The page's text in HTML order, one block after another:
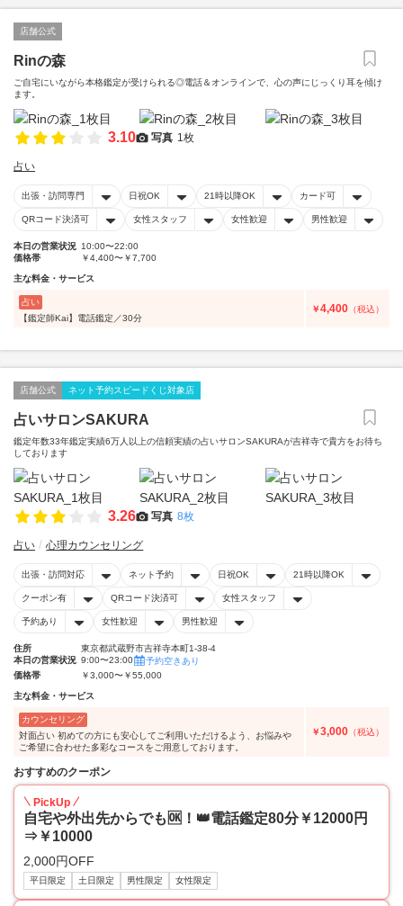
店舗公式
Rinの森
ご自宅にいながら本格鑑定が受けられる◎電話＆オンラインで、心の声にじっくり耳を傾け
ます。
3.10 写真 1枚
占い
出張・訪問専門 日祝OK 21時以降OK カード可
QRコード決済可 女性スタッフ 女性歓迎 男性歓迎
本日の営業状況 10:00〜22:00
価格帯
￥4,400〜￥7,700
主な料金・サービス
占い
【鑑定師Kai】電話鑑定／30分
￥4,400 （税込）
店舗公式 ネット予約スピードくじ対象店
占いサロンSAKURA
鑑定年数33年鑑定実績6万人以上の信頼実績の占いサロンSAKURAが吉祥寺で貴方をお待ち
しております
3.26 写真 8枚
占い 心理カウンセリング
出張・訪問対応 ネット予約 日祝OK 21時以降OK
クーポン有 QRコード決済可 女性スタッフ
予約あり 女性歓迎 男性歓迎
住所
東京都武蔵野市吉祥寺本町1-38-4
本日の営業状況 9:00〜23:00
予約空きあり
価格帯
￥3,000〜￥55,000
主な料金・サービス
カウンセリング
対面占い 初めての方にも安心してご利用いただけるよう、お悩みや
ご希望に合わせた多彩なコースをご用意しております。
￥3,000 （税込）
おすすめのクーポン
PickUp
自宅や外出先からでも🆗！👑電話鑑定80分￥12000円
⇒￥10000
2,000円OFF
平日限定 土日限定 男性限定 女性限定